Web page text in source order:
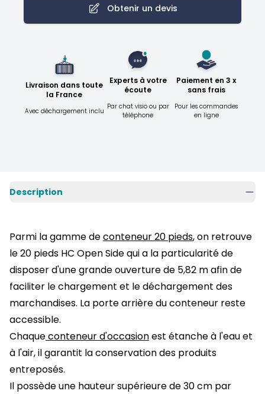
Obtenir un devis
Livraison dans toute
la France
Avec déchargement inclu
Experts à votre
écoute
Par chat visio ou par
téléphone
Paiement en 3 x
sans frais
Pour les commandes
en ligne
Description
Parmi la gamme deconteneur 20 pieds, on retrouve
le20 pieds HC Open Side qui a la particularité de
disposer d'une grande ouverture de 5,82 m afin de
faciliter le chargement et le déchargement des
marchandises. La porte arrière du conteneur reste
accessible.
Chaqueconteneur d'occasionest étanche à l'eau et
à l'air, il garantit la conservation des produits
entreposés.
Il possède une hauteur supérieure de 30 cm par